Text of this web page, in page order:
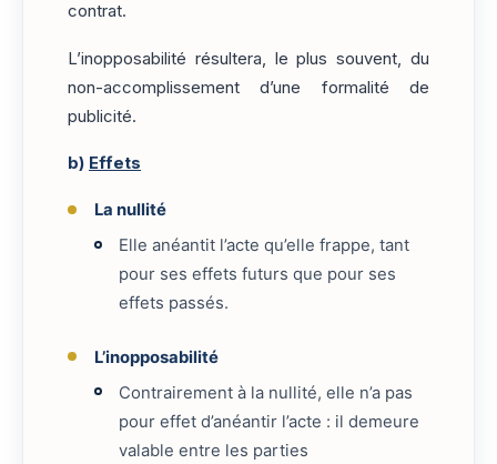
contrat.
L’inopposabilité résultera, le plus souvent, du
non-accomplissement d’une formalité de
publicité.
b) Effets
La nullité
Elle anéantit l’acte qu’elle frappe, tant
pour ses effets futurs que pour ses
effets passés.
L’inopposabilité
Contrairement à la nullité, elle n’a pas
pour effet d’anéantir l’acte : il demeure
valable entre les parties